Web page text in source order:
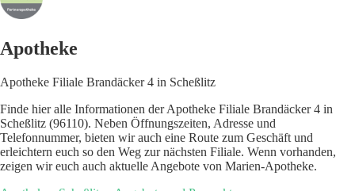
Apotheke
Apotheke Filiale Brandäcker 4 in Scheßlitz
Finde hier alle Informationen der Apotheke Filiale Brandäcker 4 in
Scheßlitz (96110). Neben Öffnungszeiten, Adresse und
Telefonnummer, bieten wir auch eine Route zum Geschäft und
erleichtern euch so den Weg zur nächsten Filiale. Wenn vorhanden,
zeigen wir euch auch aktuelle Angebote von Marien-Apotheke.